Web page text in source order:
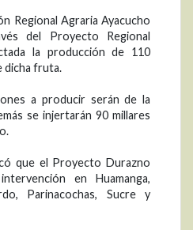
Regional Agraria Ayacucho
del Proyecto Regional
la producción de 110
dicha fruta.
a producir serán de la
se injertarán 90 millares
que el Proyecto Durazno
en Huamanga,
Parinacochas, Sucre y